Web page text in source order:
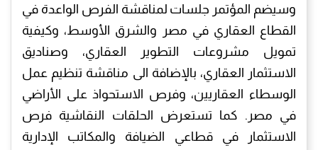
وسيضم المؤتمر جلسات لمناقشة الفرص الواعدة في
القطاع العقاري في مصر والشرق الأوسط، وكيفية
تمويل مشروعات التطوير العقاري، وصناديق
الاستثمار العقاري، بالإضافة الى مناقشة تنظيم عمل
الوسطاء العقاريين، وفرص الاستحواذ على الأراضي
في مصر. كما تستعرض الحلقات النقاشية فرص
الاستثمار في قطاعي الضيافة والمكاتب الإدارية